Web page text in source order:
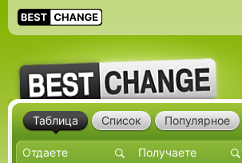
Таблица Список Популярное